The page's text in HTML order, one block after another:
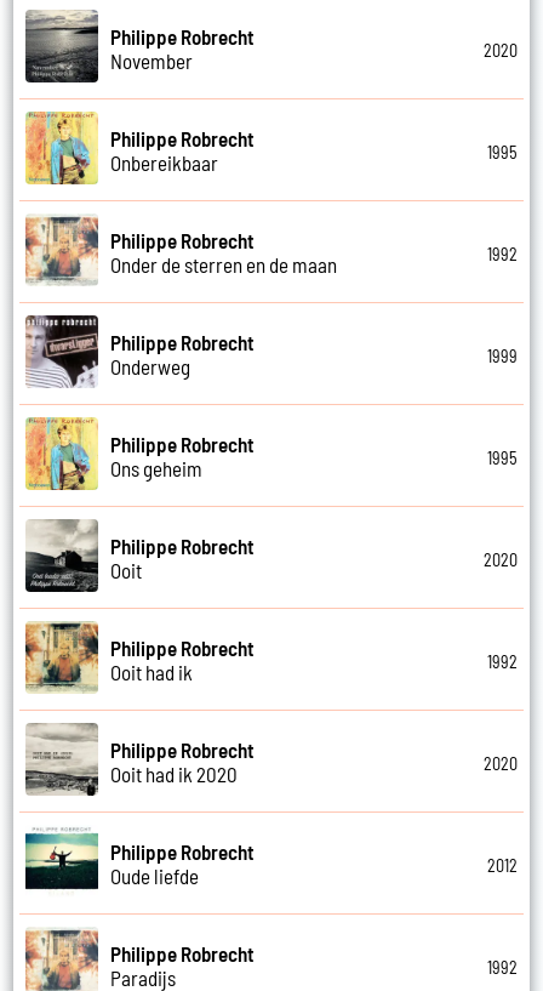
Philippe Robrecht
November
2020
Philippe Robrecht
Onbereikbaar
1995
Philippe Robrecht
Onder de sterren en de maan
1992
Philippe Robrecht
Onderweg
1999
Philippe Robrecht
Ons geheim
1995
Philippe Robrecht
Ooit
2020
Philippe Robrecht
Ooit had ik
1992
Philippe Robrecht
Ooit had ik 2020
2020
Philippe Robrecht
Oude liefde
2012
Philippe Robrecht
Paradijs
1992